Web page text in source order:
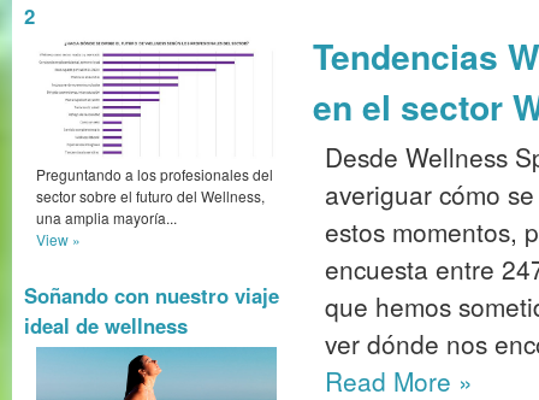
2
Preguntando a los profesionales del
sector sobre el futuro del Wellness,
una amplia mayoría...
View »
Soñando con nuestro viaje
ideal de wellness
Tendencias
en el sector
Desde Wellness
averiguar cómo
estos momentos,
encuesta entre
que hemos
ver dónde nos
Read More »